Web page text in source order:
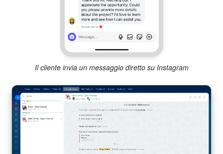
Il cliente invia un messaggio diretto su Instagram